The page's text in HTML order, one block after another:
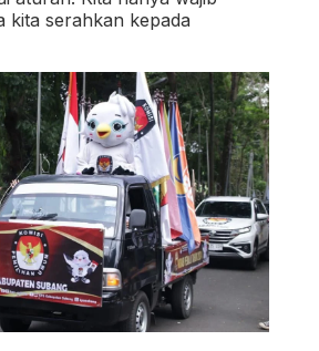
kita serahkan kepada